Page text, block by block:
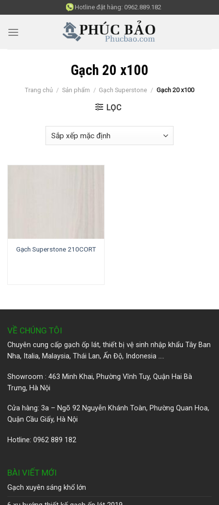
to
content
Hotline đặt hàng: 0962.889.182
Gạch 20 x100
Trang chủ / Sản phẩm / Gạch Superstone / Gạch 20 x100
LỌC
Gạch Superstone 210CORT
VỀ CHÚNG TÔI
Chuyên cung cấp gạch ốp lát, thiết bị vệ sinh nhập khẩu Tây Ban
Nha, Italia, Malaysia, Thái Lan, Ấn Độ, Indonesia ….
Showroom : 463 Minh Khai, Phường Vĩnh Tuy, Quận Hai Bà
Trưng, Hà Nội
Cửa hàng: 3a – Ngõ 92 Nguyễn Khánh Toàn, Phường Quan Hoa,
Quận Cầu Giấy, Hà Nội
Hotline: 0962 889 182
BÀI VIẾT MỚI
Gạch xuyên sáng khổ lớn